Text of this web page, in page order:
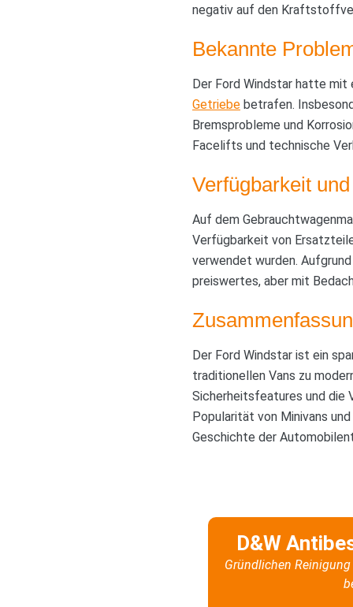
negativ auf den
Bekannte
Der Ford Windstar hatte mit
Getriebe betrafen.
Bremsprobleme und
Facelifts und technische
Verfügbarkeit
Auf dem
Verfügbarkeit von
verwendet wurden.
preiswertes, aber mit
Der Ford Windstar ist ein
traditionellen Vans zu
Sicherheitsfeatures und die
Popularität von Minivans
Geschichte der
D&W
Gründlichen